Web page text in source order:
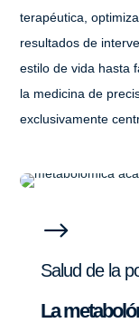
terapéutica,
resultados de
estilo de vida hasta
la medicina de
exclusivamente
$
Salud de la
La